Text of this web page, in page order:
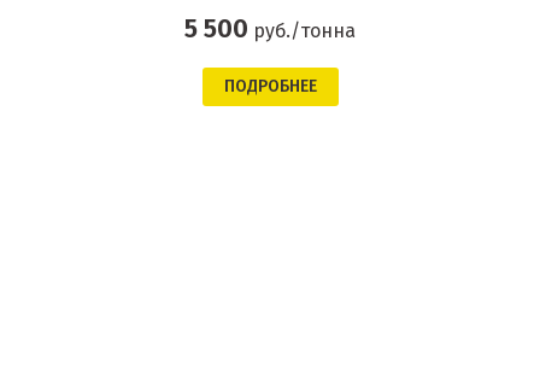
5 500 руб./тонна
ПОДРОБНЕЕ